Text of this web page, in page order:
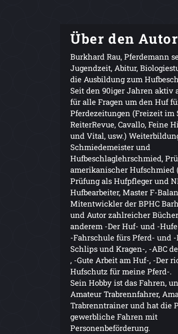
Über den Autor
Burkhard Rau, Pferdemann
Jugendzeit, Abitur,
die Ausbildung zum
Seit den 90iger Jahren aktiv
für alle Fragen um den Huf
Pferdezeitungen (Freizeit im
ReiterRevue, Cavallo, Feine
und Vital, usw.)
Schmiedemeister und
Hufbeschlaglehrschmied,
amerikanischer Hufschmied
Prüfung als Hufpfleger und
Hufbearbeiter, Master F-
Mitentwickler der BPHC
und Autor zahlreicher
anderem -Der Huf- und -
-Fahrschule fürs Pferd- und
Schlips und Kragen-, -ABC
, -Gute Arbeit am Huf-, -Der
Hufschutz für meine Pferd-.
Sein Hobby ist das Fahren,
Amateur Trabrennfahrer,
Trabrenntrainer und hat die
gewerbliche Fahren mit
Personenbeförderung.